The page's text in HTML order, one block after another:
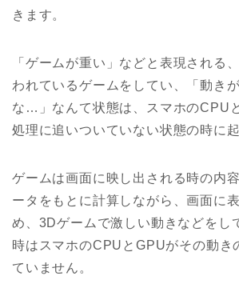
きます。
「ゲームが重い」などと表現される
われているゲームをしてい、「動き
な…」なんて状態は、スマホのCPU
処理に追いついていない状態の時に
ゲームは画面に映し出される時の内
ータをもとに計算しながら、画面に
め、3Dゲームで激しい動きなどをし
時はスマホのCPUとGPUがその動き
ていません。